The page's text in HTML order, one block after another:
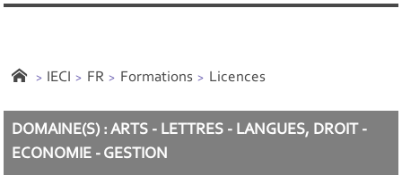
IECI FR Formations Licences
DOMAINE(S) : ARTS - LETTRES - LANGUES, DROIT -
ECONOMIE - GESTION